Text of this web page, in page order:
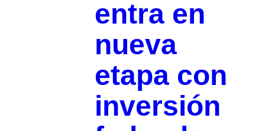
entra en
nueva
etapa con
inversión